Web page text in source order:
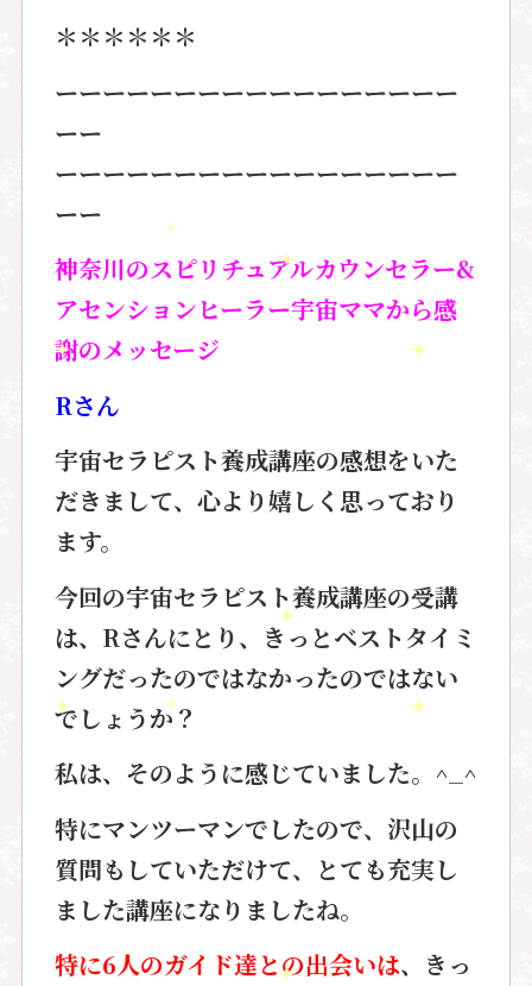
＊＊＊＊＊＊
ーーーーーーーーーーーーーーーーー
ーー
ーーーーーーーーーーーーーーーーー
ーー
神奈川のスピリチュアルカウンセラー&
アセンションヒーラー宇宙ママから感
謝のメッセージ
Rさん
宇宙セラピスト養成講座の感想をいた
だきまして、心より嬉しく 思っており
ます。
今回の宇宙セラピスト養成講座の受講
は、 Rさんにとり、きっとベストタイミ
ングだったのではなかったのではない
でしょうか？
私は、そのように感じていました。^_^
特にマンツーマンでしたので、 沢山の
質問もしていただけて、
とても充実し
ました講座になりましたね。
特に6人のガイド達との出会いは、 きっ